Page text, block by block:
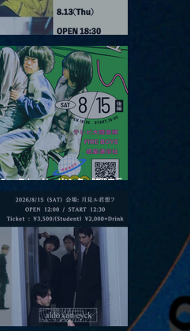
vol.26
myストーリー/センター"訳"フラ